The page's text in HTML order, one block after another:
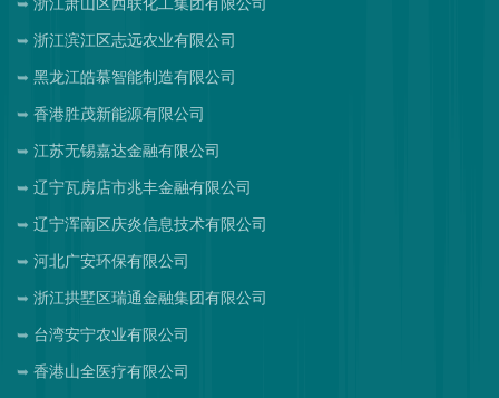
浙江萧山区西联化工集团有限公司
浙江滨江区志远农业有限公司
黑龙江皓慕智能制造有限公司
香港胜茂新能源有限公司
江苏无锡嘉达金融有限公司
辽宁瓦房店市兆丰金融有限公司
辽宁浑南区庆炎信息技术有限公司
河北广安环保有限公司
浙江拱墅区瑞通金融集团有限公司
台湾安宁农业有限公司
香港山全医疗有限公司